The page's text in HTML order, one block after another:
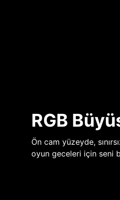
RGB
Ön cam yüzeyde,
oyun geceleri için seni